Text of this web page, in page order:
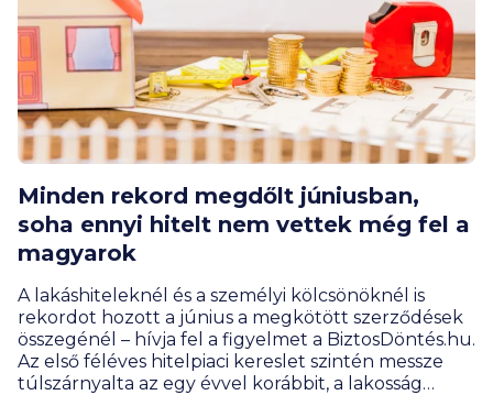
Minden rekord megdőlt júniusban,
soha ennyi hitelt nem vettek még fel a
magyarok
A lakáshiteleknél és a személyi kölcsönöknél is
rekordot hozott a június a megkötött szerződések
összegénél – hívja fel a figyelmet a BiztosDöntés.hu.
Az első féléves hitelpiaci kereslet szintén messze
túlszárnyalta az egy évvel korábbit, a lakosság